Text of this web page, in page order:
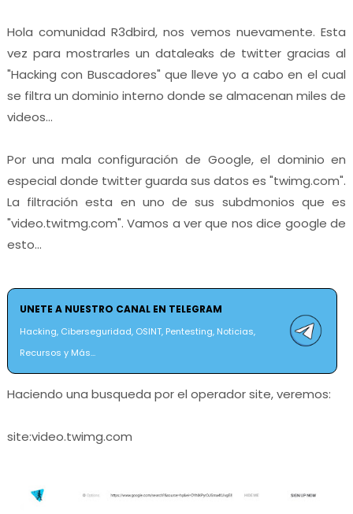
Hola comunidad R3dbird, nos vemos nuevamente. Esta
vez para mostrarles un dataleaks de twitter gracias al
"Hacking con Buscadores" que lleve yo a cabo en el cual
se filtra un dominio interno donde se almacenan miles de
videos...
Por una mala configuración de Google, el dominio en
especial donde twitter guarda sus datos es "twimg.com".
La filtración esta en uno de sus subdmonios que es
"video.twitmg.com". Vamos a ver que nos dice google de
esto...
UNETE A NUESTRO CANAL EN TELEGRAM
Hacking, Ciberseguridad, OSINT, Pentesting, Noticias,
Recursos y Más...
Haciendo una busqueda por el operador site, veremos:
site:video.twimg.com